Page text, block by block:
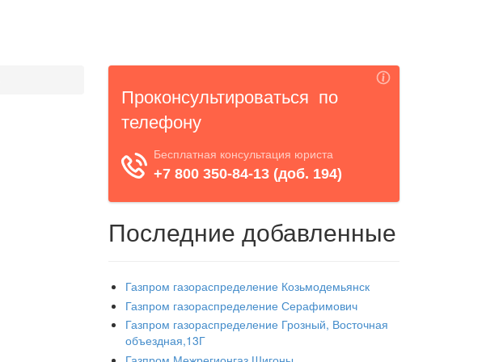
Последние добавленные
Газпром газораспределение Козьмодемьянск
Газпром газораспределение Серафимович
Газпром газораспределение Грозный, Восточная
объездная,13Г